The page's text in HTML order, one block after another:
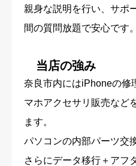
親身な説明を行い、サポ
間の質問放題で安心です。
当店の強み
奈良市内にはiPhoneの修
マホアクセサリ販売など
ます。
パソコンの内部パーツ交
さらにデータ移行＋アフ